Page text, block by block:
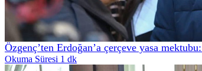
Özgenç’ten Erdoğan’a çerçeve yasa
Okuma Süresi 1 dk